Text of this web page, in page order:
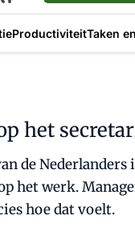
ProductiviteitTaken
het
de Nederlanders
het werk.
hoe dat voelt.